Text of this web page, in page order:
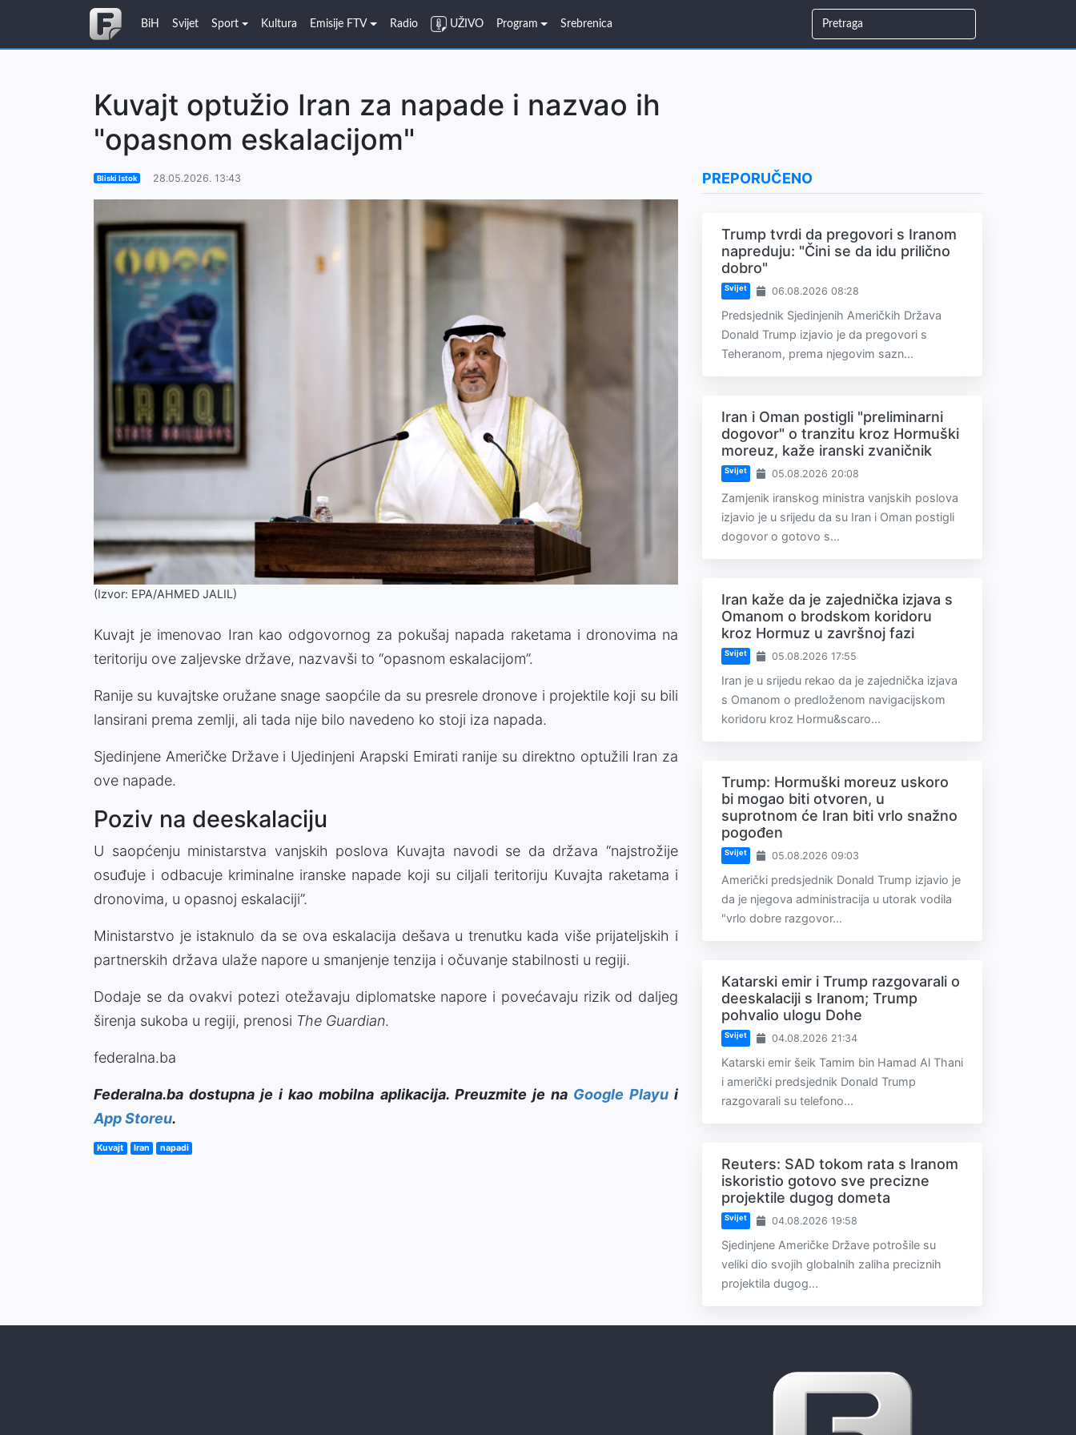
BiH Svijet Sport Kultura Emisije FTV Radio UŽIVO Program Srebrenica
Kuvajt optužio Iran za napade i nazvao ih
"opasnom eskalacijom"
Bliski Istok 28.05.2026. 13:43
(Izvor: EPA/AHMED JALIL)
Kuvajt je imenovao Iran kao odgovornog za pokušaj napada raketama i dronovima na
teritoriju ove zaljevske države, nazvavši to “opasnom eskalacijom”.
Ranije su kuvajtske oružane snage saopćile da su presrele dronove i projektile koji su bili
lansirani prema zemlji, ali tada nije bilo navedeno ko stoji iza napada.
Sjedinjene Američke Države i Ujedinjeni Arapski Emirati ranije su direktno optužili Iran za
ove napade.
Poziv na deeskalaciju
U saopćenju ministarstva vanjskih poslova Kuvajta navodi se da država “najstrožije
osuđuje i odbacuje kriminalne iranske napade koji su ciljali teritoriju Kuvajta raketama i
dronovima, u opasnoj eskalaciji”.
Ministarstvo je istaknulo da se ova eskalacija dešava u trenutku kada više prijateljskih i
partnerskih država ulaže napore u smanjenje tenzija i očuvanje stabilnosti u regiji.
Dodaje se da ovakvi potezi otežavaju diplomatske napore i povećavaju rizik od daljeg
širenja sukoba u regiji, prenosi The Guardian.
federalna.ba
Federalna.ba dostupna je i kao mobilna aplikacija. Preuzmite je na Google Playui
App Storeu.
Kuvajt Iran napadi
PREPORUČENO
Trump tvrdi da pregovori s Iranom
napreduju: "Čini se da idu prilično
dobro"
Svijet 06.08.2026 08:28
Predsjednik Sjedinjenih Američkih Država
Donald Trump izjavio je da pregovori s
Teheranom, prema njegovim sazn...
Iran i Oman postigli "preliminarni
dogovor" o tranzitu kroz Hormuški
moreuz, kaže iranski zvaničnik
Svijet 05.08.2026 20:08
Zamjenik iranskog ministra vanjskih poslova
izjavio je u srijedu da su Iran i Oman postigli
dogovor o gotovo s...
Iran kaže da je zajednička izjava s
Omanom o brodskom koridoru
kroz Hormuz u završnoj fazi
Svijet 05.08.2026 17:55
Iran je u srijedu rekao da je zajednička izjava
s Omanom o predloženom navigacijskom
koridoru kroz Hormu&scaro...
Trump: Hormuški moreuz uskoro
bi mogao biti otvoren, u
suprotnom će Iran biti vrlo snažno
pogođen
Svijet 05.08.2026 09:03
Američki predsjednik Donald Trump izjavio je
da je njegova administracija u utorak vodila
"vrlo dobre razgovor...
Katarski emir i Trump razgovarali o
deeskalaciji s Iranom; Trump
pohvalio ulogu Dohe
Svijet 04.08.2026 21:34
Katarski emir šeik Tamim bin Hamad Al Thani
i američki predsjednik Donald Trump
razgovarali su telefono...
Reuters: SAD tokom rata s Iranom
iskoristio gotovo sve precizne
projektile dugog dometa
Svijet 04.08.2026 19:58
Sjedinjene Američke Države potrošile su
veliki dio svojih globalnih zaliha preciznih
projektila dugog...